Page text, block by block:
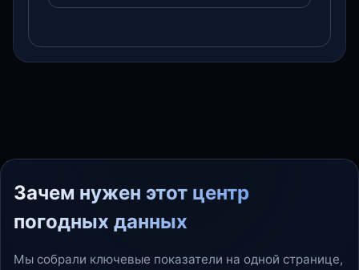
Зачем нужен этот центр
погодных данных
Мы собрали ключевые показатели на одной странице,